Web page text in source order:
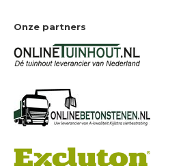
Onze partners